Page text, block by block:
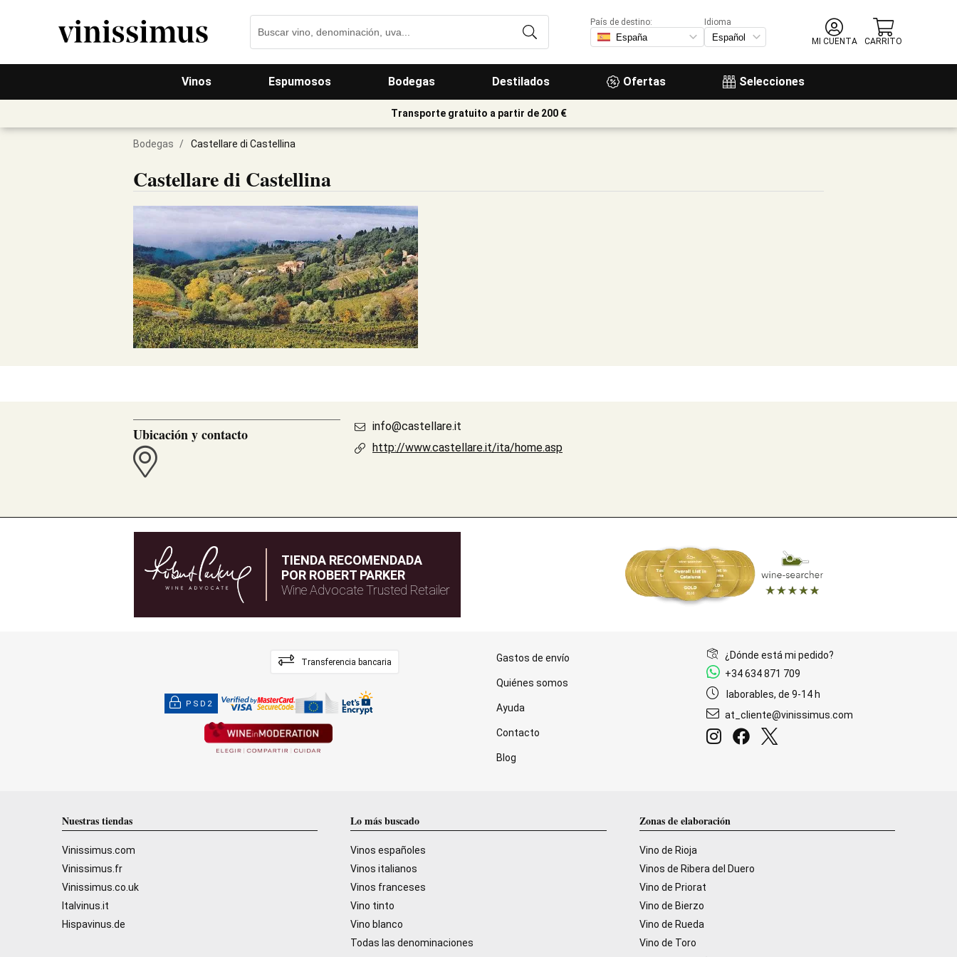
Vinos Espumosos Bodegas Destilados Ofertas Selecciones
País de destino:
Idioma
MI CUENTA
CARRITO
Transporte gratuito a partir de 200 €
Bodegas / Castellare di Castellina
Castellare di Castellina
Ubicación y contacto
info@castellare.it
http://www.castellare.it/ita/home.asp
TIENDA RECOMENDADA
POR ROBERT PARKER
Wine Advocate Trusted Retailer
Transferencia bancaria
PSD2
Gastos de envío
Quiénes somos
Ayuda
Contacto
Blog
¿Dónde está mi pedido?
+34 634 871 709
laborables, de 9-14 h
at_cliente@vinissimus.com
Nuestras tiendas
Vinissimus.com
Vinissimus.fr
Vinissimus.co.uk
Italvinus.it
Hispavinus.de
Lo más buscado
Vinos españoles
Vinos italianos
Vinos franceses
Vino tinto
Vino blanco
Todas las denominaciones
Zonas de elaboración
Vino de Rioja
Vinos de Ribera del Duero
Vino de Priorat
Vino de Bierzo
Vino de Rueda
Vino de Toro